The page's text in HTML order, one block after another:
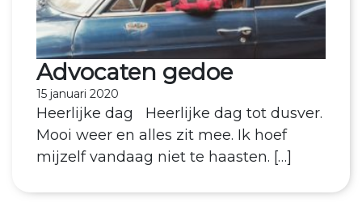
Advocaten gedoe
15 januari 2020
Heerlijke dag Heerlijke dag tot dusver.
Mooi weer en alles zit mee. Ik hoef
mijzelf vandaag niet te haasten. […]